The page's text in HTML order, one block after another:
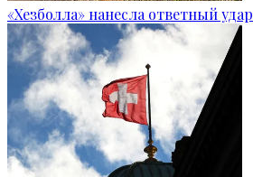
«Хезболла» нанесла ответный удар